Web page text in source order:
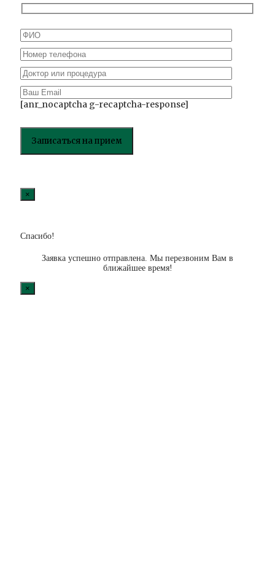
[anr_nocaptcha g-recaptcha-response]
×
Спасибо!
Заявка успешно отправлена. Мы перезвоним Вам в
ближайшее время!
×